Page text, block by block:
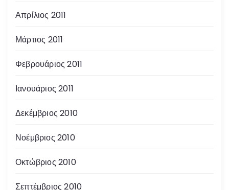
Απρίλιος 2011
Μάρτιος 2011
Φεβρουάριος 2011
Ιανουάριος 2011
Δεκέμβριος 2010
Νοέμβριος 2010
Οκτώβριος 2010
Σεπτέμβριος 2010